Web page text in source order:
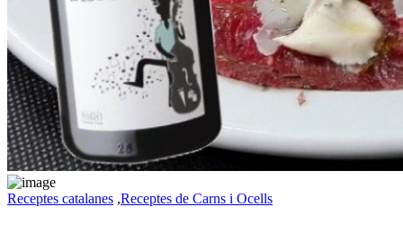
Receptes catalanes ,Receptes de Carns i Ocells